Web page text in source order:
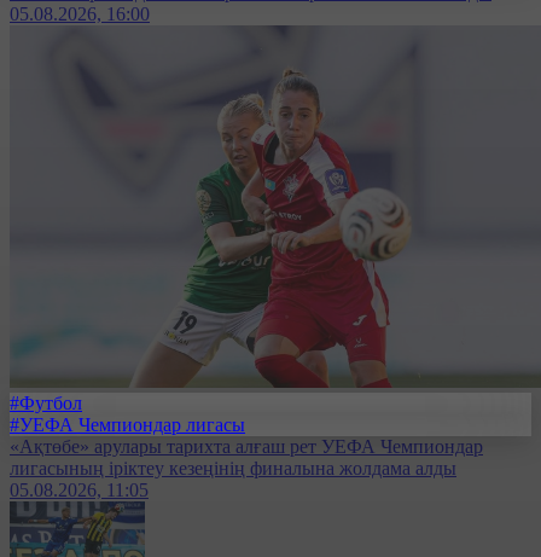
05.08.2026, 16:00
#Футбол
#УЕФА Чемпиондар лигасы
«Ақтөбе» арулары тарихта алғаш рет УЕФА Чемпиондар
лигасының іріктеу кезеңінің финалына жолдама алды
05.08.2026, 11:05